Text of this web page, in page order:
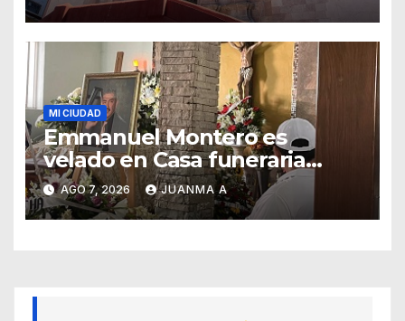
MI CIUDAD
Emmanuel Montero es
velado en Casa funeraria
Forasté
AGO 7, 2026 JUANMA A